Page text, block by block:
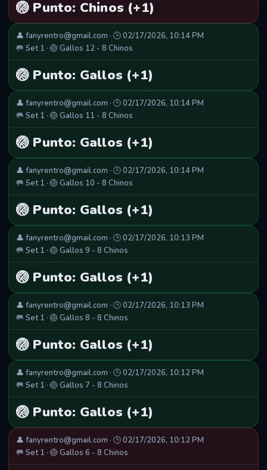
🏐 Punto: Chinos (+1)
👤 fanyrentro@gmail.com · 🕒 02/17/2026, 10:14 PM
🥅 Set 1 · 🏐 Gallos 12 - 8 Chinos
🏐 Punto: Gallos (+1)
👤 fanyrentro@gmail.com · 🕒 02/17/2026, 10:14 PM
🥅 Set 1 · 🏐 Gallos 11 - 8 Chinos
🏐 Punto: Gallos (+1)
👤 fanyrentro@gmail.com · 🕒 02/17/2026, 10:14 PM
🥅 Set 1 · 🏐 Gallos 10 - 8 Chinos
🏐 Punto: Gallos (+1)
👤 fanyrentro@gmail.com · 🕒 02/17/2026, 10:13 PM
🥅 Set 1 · 🏐 Gallos 9 - 8 Chinos
🏐 Punto: Gallos (+1)
👤 fanyrentro@gmail.com · 🕒 02/17/2026, 10:13 PM
🥅 Set 1 · 🏐 Gallos 8 - 8 Chinos
🏐 Punto: Gallos (+1)
👤 fanyrentro@gmail.com · 🕒 02/17/2026, 10:12 PM
🥅 Set 1 · 🏐 Gallos 7 - 8 Chinos
🏐 Punto: Gallos (+1)
👤 fanyrentro@gmail.com · 🕒 02/17/2026, 10:12 PM
🥅 Set 1 · 🏐 Gallos 6 - 8 Chinos